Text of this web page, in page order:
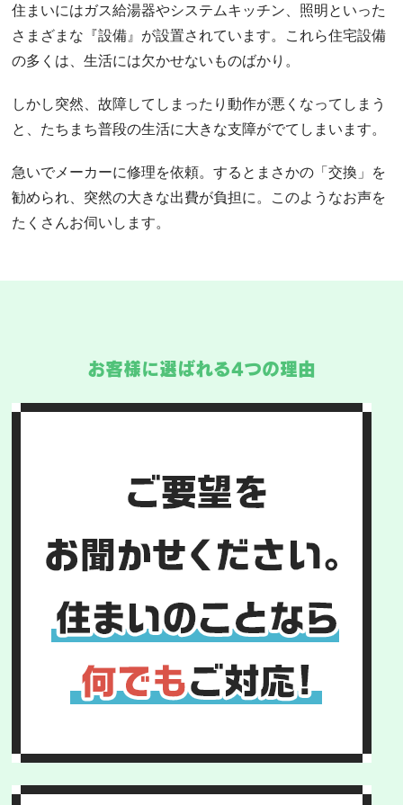
住まいにはガス給湯器やシステムキッチン、照明といった
さまざまな『設備』が設置されています。これら住宅設備
の多くは、生活には欠かせないものばかり。
しかし突然、故障してしまったり動作が悪くなってしまう
と、たちまち普段の生活に大きな支障がでてしまいます。
急いでメーカーに修理を依頼。するとまさかの「交換」を
勧められ、突然の大きな出費が負担に。このようなお声を
たくさんお伺いします。
お客様に選ばれる4つの理由